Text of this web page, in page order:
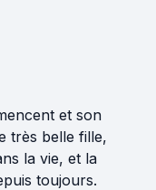
et son
très belle fille,
la vie, et la
toujours.